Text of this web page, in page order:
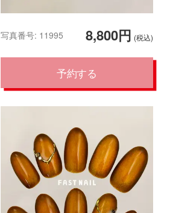
8,800円 (税込)
写真番号: 11995
予約する